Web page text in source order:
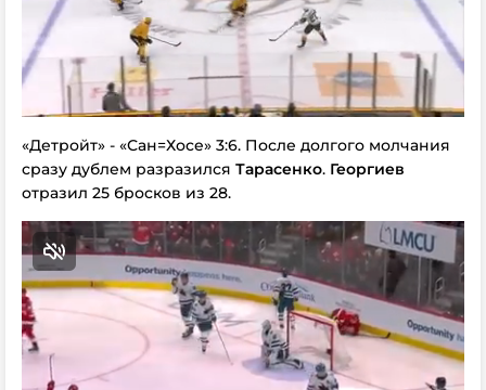
«Детройт» - «Сан=Хосе» 3:6. После долгого молчания
сразу дублем разразился Тарасенко. Георгиев
отразил 25 бросков из 28.